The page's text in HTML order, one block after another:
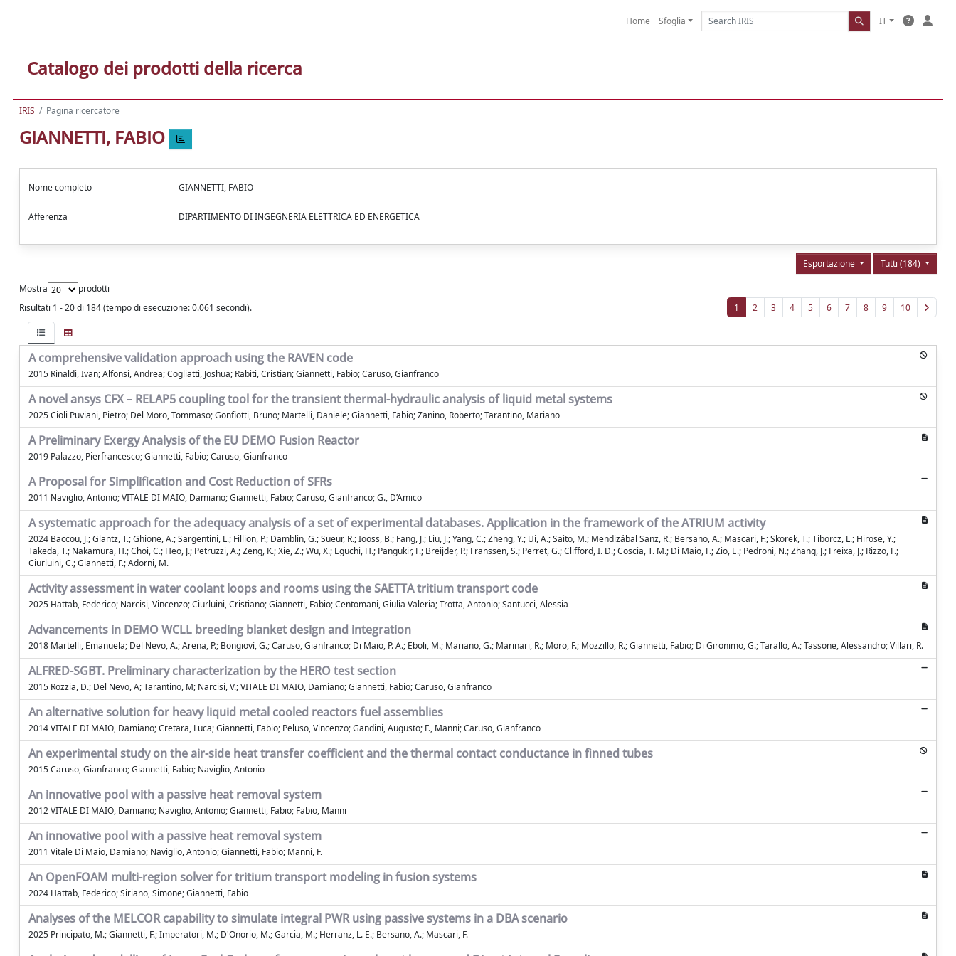
Home Sfoglia IT
Catalogo dei prodotti della ricerca
IRIS Pagina ricercatore
GIANNETTI, FABIO
Nome completo GIANNETTI, FABIO
Afferenza DIPARTIMENTO DI INGEGNERIA ELETTRICA ED ENERGETICA
Tutti (184)
Esportazione
Mostra
prodotti
Risultati 1 - 20 di 184 (tempo di esecuzione: 0.061 secondi).
1 2 3 4 5 6 7 8 9 10
A comprehensive validation approach using the RAVEN code
2015 Rinaldi, Ivan; Alfonsi, Andrea; Cogliatti, Joshua; Rabiti, Cristian; Giannetti, Fabio; Caruso, Gianfranco
A novel ansys CFX – RELAP5 coupling tool for the transient thermal-hydraulic analysis of liquid metal systems
2025 Cioli Puviani, Pietro; Del Moro, Tommaso; Gonfiotti, Bruno; Martelli, Daniele; Giannetti, Fabio; Zanino, Roberto; Tarantino, Mariano
A Preliminary Exergy Analysis of the EU DEMO Fusion Reactor
2019 Palazzo, Pierfrancesco; Giannetti, Fabio; Caruso, Gianfranco
A Proposal for Simplification and Cost Reduction of SFRs
2011 Naviglio, Antonio; VITALE DI MAIO, Damiano; Giannetti, Fabio; Caruso, Gianfranco; G., D’Amico
A systematic approach for the adequacy analysis of a set of experimental databases. Application in the framework of the ATRIUM activity
2024 Baccou, J.; Glantz, T.; Ghione, A.; Sargentini, L.; Fillion, P.; Damblin, G.; Sueur, R.; Iooss, B.; Fang, J.; Liu, J.; Yang, C.; Zheng, Y.; Ui, A.; Saito, M.; Mendizábal Sanz, R.; Bersano, A.; Mascari, F.; Skorek, T.; Tiborcz, L.; Hirose, Y.;
Takeda, T.; Nakamura, H.; Choi, C.; Heo, J.; Petruzzi, A.; Zeng, K.; Xie, Z.; Wu, X.; Eguchi, H.; Pangukir, F.; Breijder, P.; Franssen, S.; Perret, G.; Clifford, I. D.; Coscia, T. M.; Di Maio, F.; Zio, E.; Pedroni, N.; Zhang, J.; Freixa, J.; Rizzo, F.;
Ciurluini, C.; Giannetti, F.; Adorni, M.
Activity assessment in water coolant loops and rooms using the SAETTA tritium transport code
2025 Hattab, Federico; Narcisi, Vincenzo; Ciurluini, Cristiano; Giannetti, Fabio; Centomani, Giulia Valeria; Trotta, Antonio; Santucci, Alessia
Advancements in DEMO WCLL breeding blanket design and integration
2018 Martelli, Emanuela; Del Nevo, A.; Arena, P.; Bongiovì, G.; Caruso, Gianfranco; Di Maio, P. A.; Eboli, M.; Mariano, G.; Marinari, R.; Moro, F.; Mozzillo, R.; Giannetti, Fabio; Di Gironimo, G.; Tarallo, A.; Tassone, Alessandro; Villari, R.
ALFRED-SGBT. Preliminary characterization by the HERO test section
2015 Rozzia, D.; Del Nevo, A; Tarantino, M; Narcisi, V.; VITALE DI MAIO, Damiano; Giannetti, Fabio; Caruso, Gianfranco
An alternative solution for heavy liquid metal cooled reactors fuel assemblies
2014 VITALE DI MAIO, Damiano; Cretara, Luca; Giannetti, Fabio; Peluso, Vincenzo; Gandini, Augusto; F., Manni; Caruso, Gianfranco
An experimental study on the air-side heat transfer coefficient and the thermal contact conductance in finned tubes
2015 Caruso, Gianfranco; Giannetti, Fabio; Naviglio, Antonio
An innovative pool with a passive heat removal system
2012 VITALE DI MAIO, Damiano; Naviglio, Antonio; Giannetti, Fabio; Fabio, Manni
An innovative pool with a passive heat removal system
2011 Vitale Di Maio, Damiano; Naviglio, Antonio; Giannetti, Fabio; Manni, F.
An OpenFOAM multi-region solver for tritium transport modeling in fusion systems
2024 Hattab, Federico; Siriano, Simone; Giannetti, Fabio
Analyses of the MELCOR capability to simulate integral PWR using passive systems in a DBA scenario
2025 Principato, M.; Giannetti, F.; Imperatori, M.; D'Onorio, M.; Garcia, M.; Herranz, L. E.; Bersano, A.; Mascari, F.